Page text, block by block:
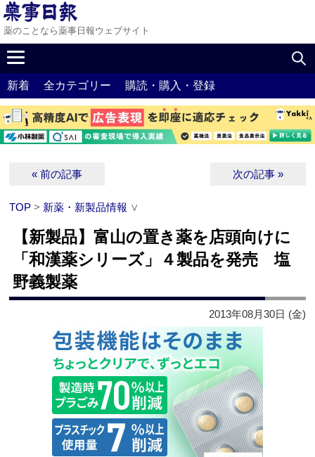
薬のことなら薬事日報ウェブサイト
新着 全カテゴリー 購読・購入・登録
« 前の記事 次の記事 »
TOP > 新薬・新製品情報 ∨
【新製品】富山の置き薬を店頭向けに
「和漢薬シリーズ」４製品を発売 塩
野義製薬
2013年08月30日 (金)